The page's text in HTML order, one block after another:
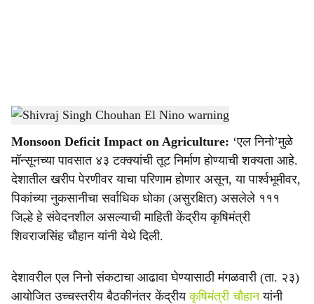
a
r
e
El Nino impact on Indian monsoon 2026 - Agrowon
Monsoon Deficit Impact on Agriculture: ‘एल निनो’मुळे
मॉन्सूनच्या पावसात ४३ टक्क्यांची तूट निर्माण होण्याची शक्यता आहे.
देशातील खरीप पेरणीवर याचा परिणाम होणार असून, या पार्श्वभूमीवर,
पिकांच्या नुकसानीचा सर्वाधिक धोका (असुरक्षित) असलेले १११
जिल्हे हे संवेदनशील असल्याची माहिती केंद्रीय कृषिमंत्री
शिवराजसिंह चौहान यांनी येथे दिली.
देशावरील एल निनो संकटाचा आढावा घेण्यासाठी मंगळवारी (ता. २३)
आयोजित उच्चस्तरीय बैठकीनंतर केंद्रीयकृषिमंत्री चौहानयांनी